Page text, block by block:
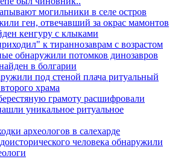
могильники в селе остров
ген, отвечавший за окрас мамонтов
кенгуру с клыками
к тираннозаврам с возрастом
обнаружили потомков динозавров
в болгарии
под стеной плача ритуальный
храма
грамоту расшифровали
уникальное ритуальное
археологов в салехарде
человека обнаружили